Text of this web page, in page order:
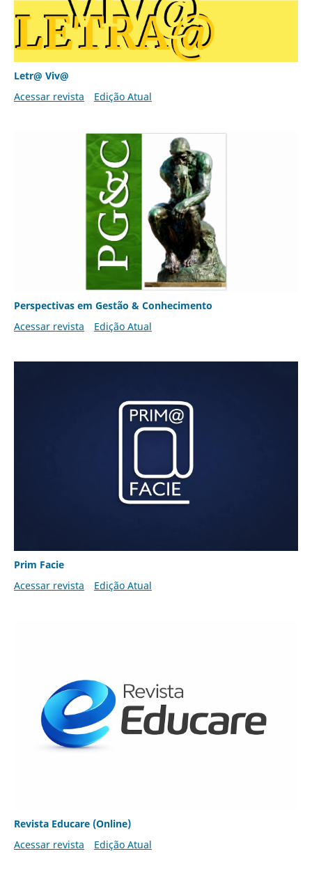
Letr@ Viv@
Acessar revista
Edição Atual
Perspectivas em Gestão & Conhecimento
Acessar revista
Edição Atual
Prim Facie
Acessar revista
Edição Atual
Revista Educare (Online)
Acessar revista
Edição Atual